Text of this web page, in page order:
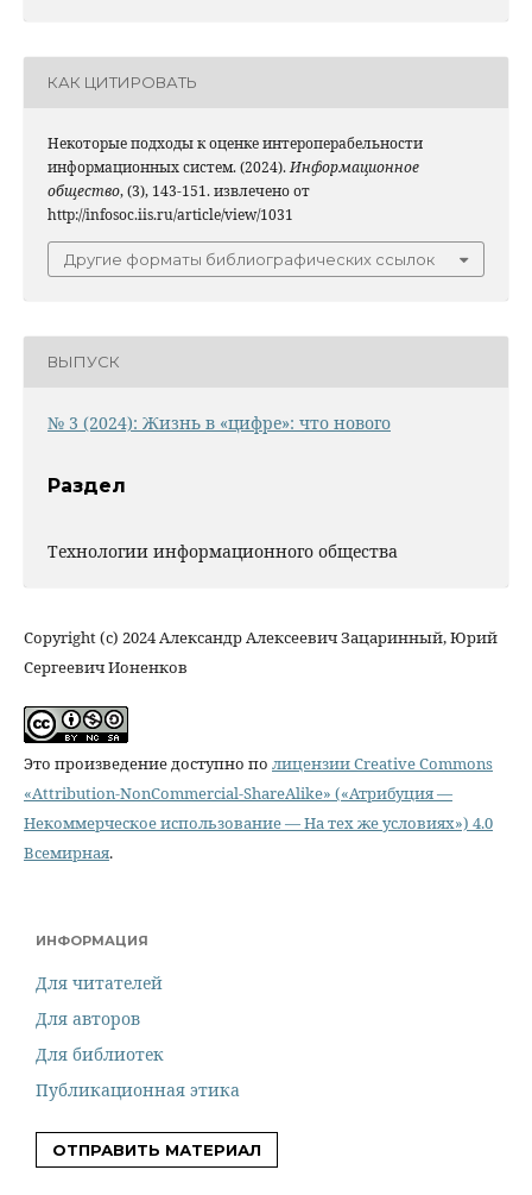
КАК ЦИТИРОВАТЬ
Некоторые подходы к оценке интероперабельности
информационных систем. (2024).Информационное
общество, (3), 143-151. извлечено от
http://infosoc.iis.ru/article/view/1031
Другие форматы библиографических ссылок
ВЫПУСК
№ 3 (2024): Жизнь в «цифре»: что нового
Раздел
Технологии информационного общества
Copyright (c) 2024 Александр Алексеевич Зацаринный, Юрий
Сергеевич Ионенков
Это произведение доступно по лицензии Creative Commons
«Attribution-NonCommercial-ShareAlike» («Атрибуция —
Некоммерческое использование — На тех же условиях») 4.0
Всемирная.
ИНФОРМАЦИЯ
Для читателей
Для авторов
Для библиотек
Публикационная этика
ОТПРАВИТЬ МАТЕРИАЛ